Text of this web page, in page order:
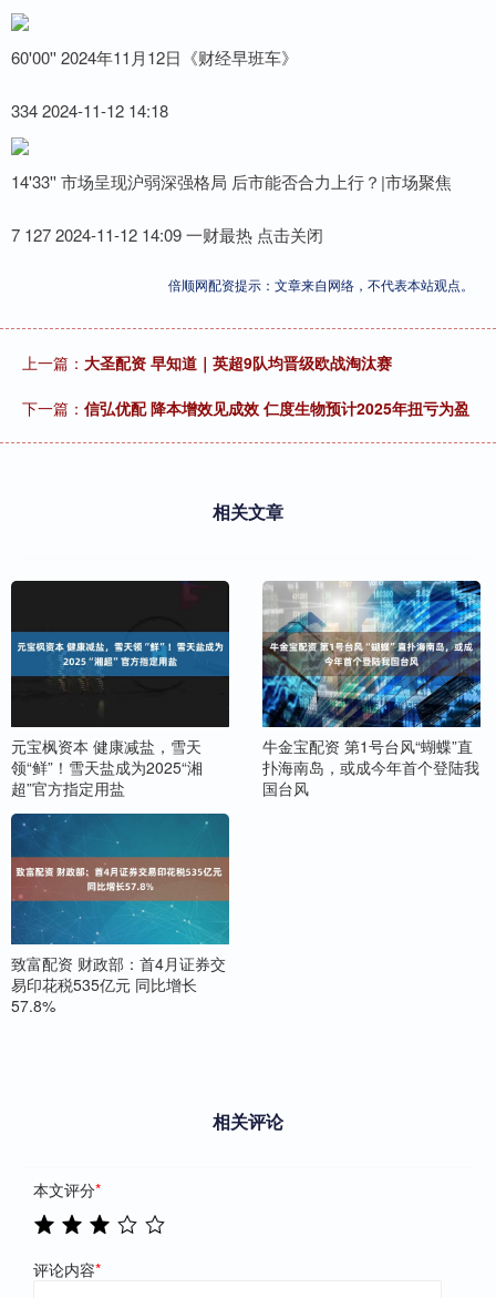
60'00'' 2024年11月12日《财经早班车》
334 2024-11-12 14:18
14'33'' 市场呈现沪弱深强格局 后市能否合力上行？|市场聚焦
7 127 2024-11-12 14:09 一财最热 点击关闭
倍顺网配资提示：文章来自网络，不代表本站观点。
上一篇： 大圣配资 早知道｜英超9队均晋级欧战淘汰赛
下一篇： 信弘优配 降本增效见成效 仁度生物预计2025年扭亏为盈
相关文章
元宝枫资本 健康减盐，雪天
领“鲜”！雪天盐成为2025“湘
超”官方指定用盐
牛金宝配资 第1号台风“蝴蝶”直
扑海南岛，或成今年首个登陆我
国台风
致富配资 财政部：首4月证券交
易印花税535亿元 同比增长
57.8%
相关评论
本文评分*
评论内容*